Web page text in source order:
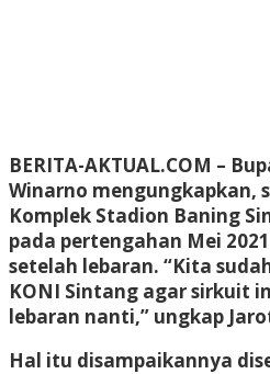
BERITA-AKTUAL.COM –
Winarno mengungkapkan,
Komplek Stadion Baning
pada pertengahan Mei
setelah lebaran. “Kita
KONI Sintang agar sirkuit
lebaran nanti,” ungkap
Hal itu disampaikannya